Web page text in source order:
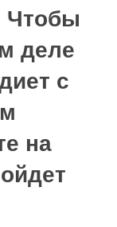
Чтобы
деле
с
на